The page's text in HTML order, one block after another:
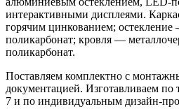
интерактивными дисплеями.
горячим цинкованием; остекление
поликарбонат; кровля —
поликарбонат.
Поставляем комплектно с
документацией. Изготавливаем
7 и по индивидуальным дизайн-